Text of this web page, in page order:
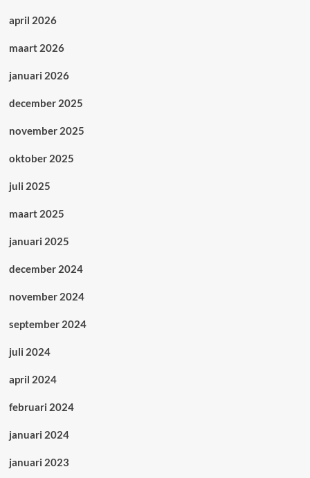
april 2026
maart 2026
januari 2026
december 2025
november 2025
oktober 2025
juli 2025
maart 2025
januari 2025
december 2024
november 2024
september 2024
juli 2024
april 2024
februari 2024
januari 2024
januari 2023